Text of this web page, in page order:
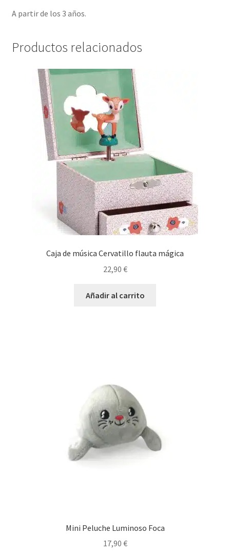
A partir de los 3 años.
Productos relacionados
Caja de música Cervatillo flauta mágica
22,90 €
Añadir al carrito
Mini Peluche Luminoso Foca
17,90 €